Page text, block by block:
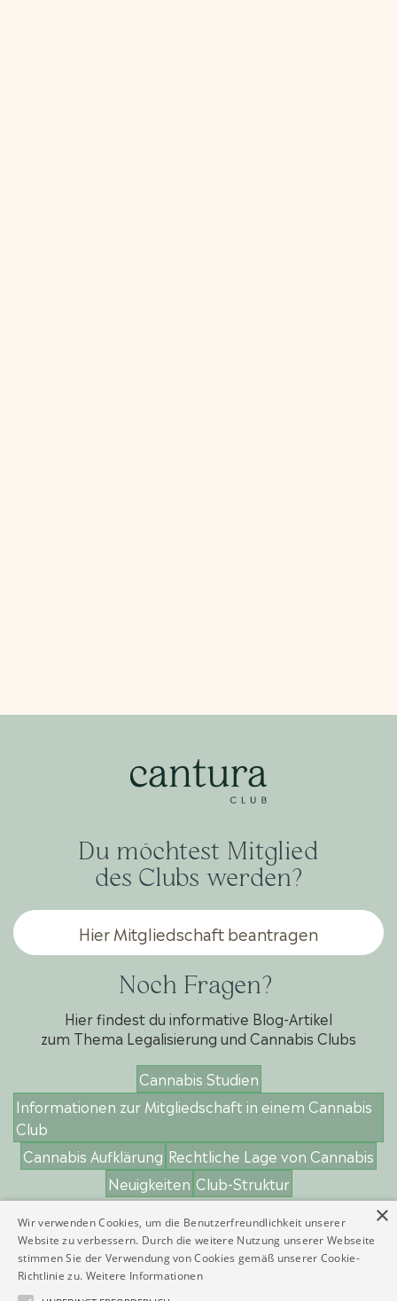
Noch Fragen?
Hier findest du informative Blog-Artikel
zum Thema Legalisierung und Cannabis Clubs
Cannabis Studien
Informationen zur Mitgliedschaft in einem Cannabis
Club
Cannabis Aufklärung Rechtliche Lage von Cannabis
Neuigkeiten Club-Struktur
Du möchtest Mitglied
des Clubs werden?
Hier Mitgliedschaft beantragen
HomeMitglied werden
×
Wir verwenden Cookies, um die Benutzerfreundlichkeit unserer
Website zu verbessern. Durch die weitere Nutzung unserer Webseite
stimmen Sie der Verwendung von Cookies gemäß unserer Cookie-
Richtlinie zu. Weitere Informationen